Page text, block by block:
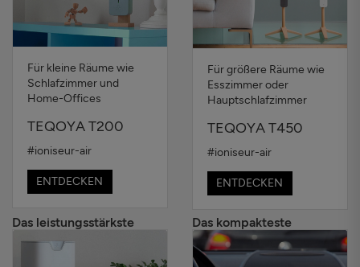
Für kleine Räume wie
Schlafzimmer und
Home-Offices
TEQOYA T200
#ioniseur-air
ENTDECKEN
Für größere Räume wie
Esszimmer oder
Hauptschlafzimmer
TEQOYA T450
#ioniseur-air
ENTDECKEN
Das leistungsstärkste Das kompakteste